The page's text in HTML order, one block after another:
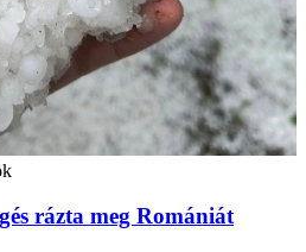
rázta meg Romániát